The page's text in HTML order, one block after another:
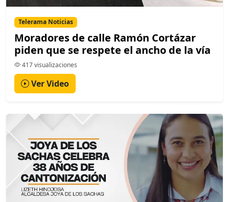
Telerama Noticias
Moradores de calle Ramón Cortázar
piden que se respete el ancho de la vía
417 visualizaciones
Ver Video